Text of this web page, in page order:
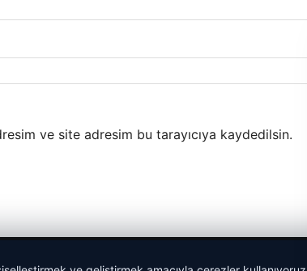
ve site adresim bu tarayıcıya kaydedilsin.